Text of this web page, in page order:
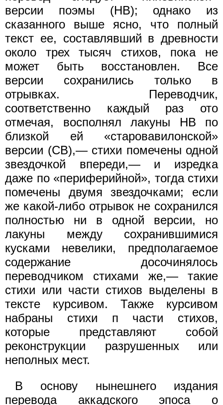
версии поэмы (НВ); однако из
сказанного выше ясно, что полный
текст ее, составлявший в древности
около трех тысяч стихов, пока не
может быть восстановлен. Все
версии сохранились только в
отрывках. Переводчик,
соответственно каждый раз ото
отмечая, восполнял лакуны НВ по
близкой ей «старовавилонской»
версии (СВ),— стихи помечены одной
звездочкой впереди,— и изредка
даже по «периферийной», тогда стихи
помечены двумя звездочками; если
же какой-либо отрывок не сохранился
полностью ни в одной версии, но
лакуны между сохранившимися
кусками невелики, предполагаемое
содержание досочинялось
переводчиком стихами же,— такие
стихи или части стихов выделены в
тексте курсивом. Также курсивом
набраны стихи п части стихов,
которые представляют собой
реконструкции разрушенных или
неполных мест.
В основу нынешнего издания
перевода аккадского эпоса о